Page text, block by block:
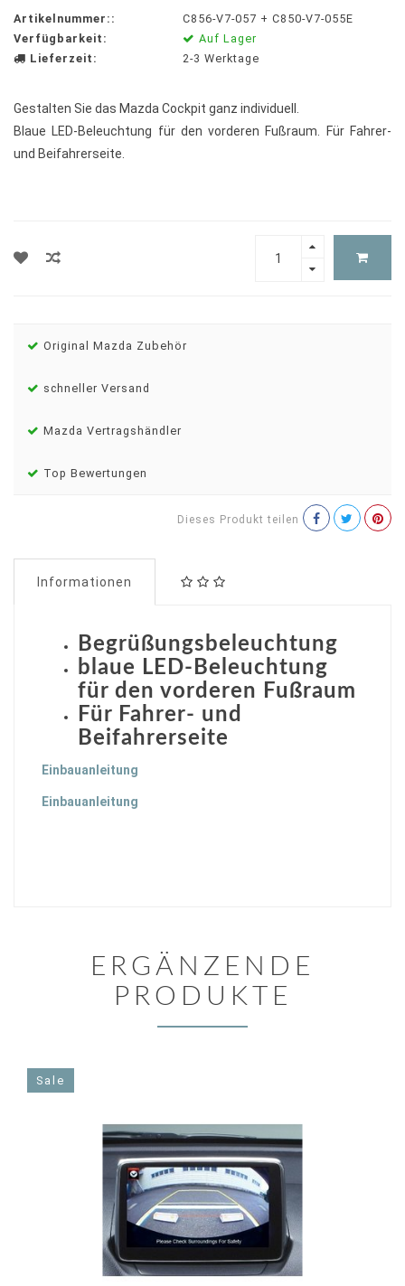
Artikelnummer::
C856-V7-057 + C850-V7-055E
Verfügbarkeit:
Auf Lager
Lieferzeit:
2-3 Werktage
Gestalten Sie das Mazda Cockpit ganz individuell.
Blaue LED-Beleuchtung für den vorderen Fußraum. Für Fahrer-
und Beifahrerseite.
Original Mazda Zubehör
schneller Versand
Mazda Vertragshändler
Top Bewertungen
Dieses Produkt teilen
Informationen
Begrüßungsbeleuchtung
blaue LED-Beleuchtung
für den vorderen Fußraum
Für Fahrer- und
Beifahrerseite
Einbauanleitung
Einbauanleitung
ERGÄNZENDE
PRODUKTE
Sale